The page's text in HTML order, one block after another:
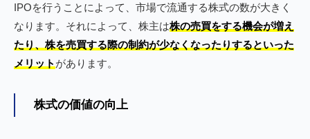
IPOを行うことによって、市場で流通する株式の数が大きく
なります。それによって、株主は株の売買をする機会が増え
たり、株を売買する際の制約が少なくなったりするといった
メリット があります。
株式の価値の向上